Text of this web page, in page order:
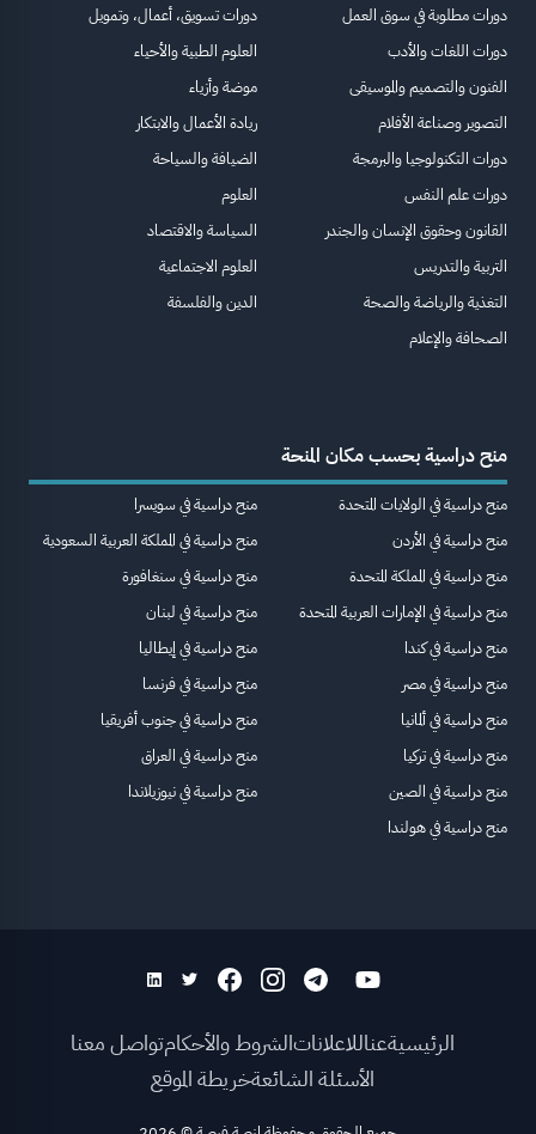
دورات مطلوبة في سوق العمل
دورات اللغات والأدب
الفنون والتصميم والموسيقى
التصوير وصناعة الأفلام
دورات التكنولوجيا والبرمجة
دورات علم النفس
القانون وحقوق الإنسان والجندر
التربية والتدريس
التغذية والرياضة والصحة
الصحافة والإعلام
دورات تسويق، أعمال، وتمويل
العلوم الطبية والأحياء
موضة وأزياء
ريادة الأعمال والابتكار
الضيافة والسياحة
العلوم
السياسة والاقتصاد
العلوم الاجتماعية
الدين والفلسفة
منح دراسية بحسب مكان المنحة
منح دراسية في الولايات المتحدة
منح دراسية في الأردن
منح دراسية في المملكة المتحدة
منح دراسية في الإمارات العربية المتحدة
منح دراسية في كندا
منح دراسية في مصر
منح دراسية في ألمانيا
منح دراسية في تركيا
منح دراسية في الصين
منح دراسية في هولندا
منح دراسية في سويسرا
منح دراسية في المملكة العربية السعودية
منح دراسية في سنغافورة
منح دراسية في لبنان
منح دراسية في إيطاليا
منح دراسية في فرنسا
منح دراسية في جنوب أفريقيا
منح دراسية في العراق
منح دراسية في نيوزيلاندا
الرئيسيةعناللاعلاناتالشروط والأحكامتواصل معنا
الأسئلة الشائعةخريطة الموقع